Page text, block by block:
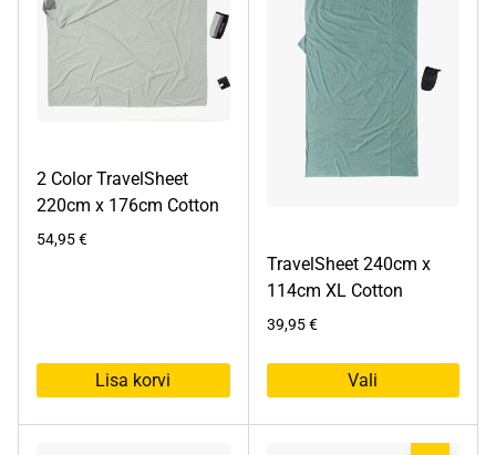
2 Color TravelSheet
220cm x 176cm Cotton
54,95€
Lisa korvi
TravelSheet 240cm x
114cm XL Cotton
39,95€
Vali